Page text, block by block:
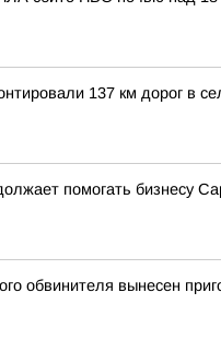
137 км дорог в
помогать бизнесу
обвинителя вынесен